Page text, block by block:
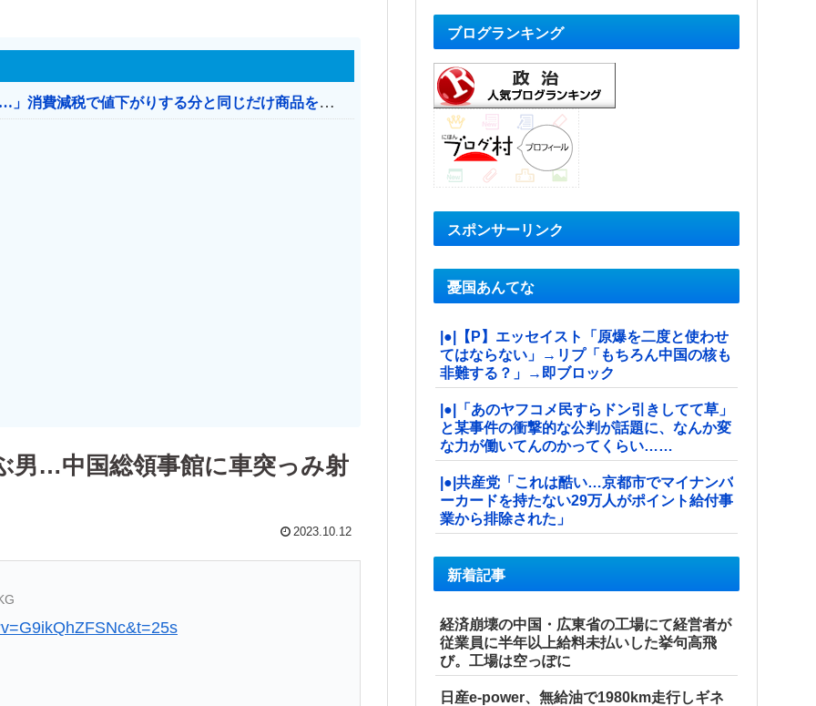
【消費税率1％】 「下げるのが筋なんですけど…」消費減税で値下がりする分と同じだけ商品を値上げして店頭価格を変えない店も
男…中国総領事館に車突っみ射
2023.10.12
ブログランキング
スポンサーリンク
憂国あんてな
|●|【P】エッセイスト「原爆を二度と使わせ
てはならない」→リプ「もちろん中国の核も
非難する？」→即ブロック
|●|「あのヤフコメ民すらドン引きしてて草」
と某事件の衝撃的な公判が話題に、なんか変
な力が働いてんのかってくらい……
|●|共産党「これは酷い…京都市でマイナンバ
ーカードを持たない29万人がポイント給付事
業から排除された」
新着記事
経済崩壊の中国・広東省の工場にて経営者が
従業員に半年以上給料未払いした挙句高飛
び。工場は空っぽに
日産e-power、無給油で1980km走行しギネ